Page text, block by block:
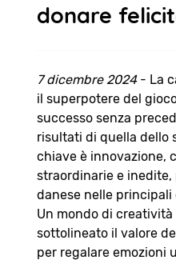
donare
7 dicembre 2024- La
il superpotere del
successo senza
risultati di quella dello
chiave è innovazione,
straordinarie e inedite,
danese nelle
Un mondo di
sottolineato il valore
per regalare emozioni